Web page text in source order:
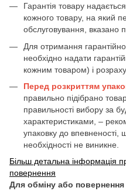
Гарантія товару
кожного товару, на який
обслуговування, вказано
Для отримання
необхідно надати
кожним товаром) і
Перед розкриттям
правильно підібрано
правильності вибору за
характеристиками, –
упаковку до впевненості,
необхідності не виникне.
Більш детальна інформація
повернення
Для обміну або повернення